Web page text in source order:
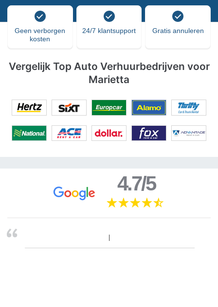
Geen verborgen
kosten
24/7 klantsupport Gratis annuleren
Vergelijk Top Auto Verhuurbedrijven voor
Marietta
4.7/5